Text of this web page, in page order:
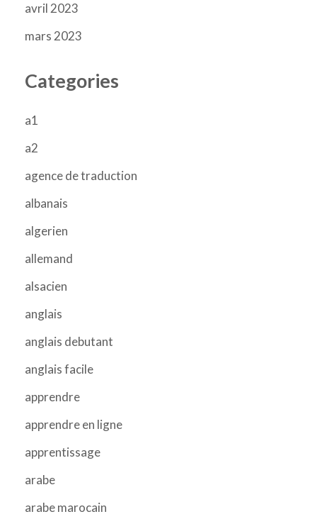
avril 2023
mars 2023
Categories
a1
a2
agence de traduction
albanais
algerien
allemand
alsacien
anglais
anglais debutant
anglais facile
apprendre
apprendre en ligne
apprentissage
arabe
arabe marocain